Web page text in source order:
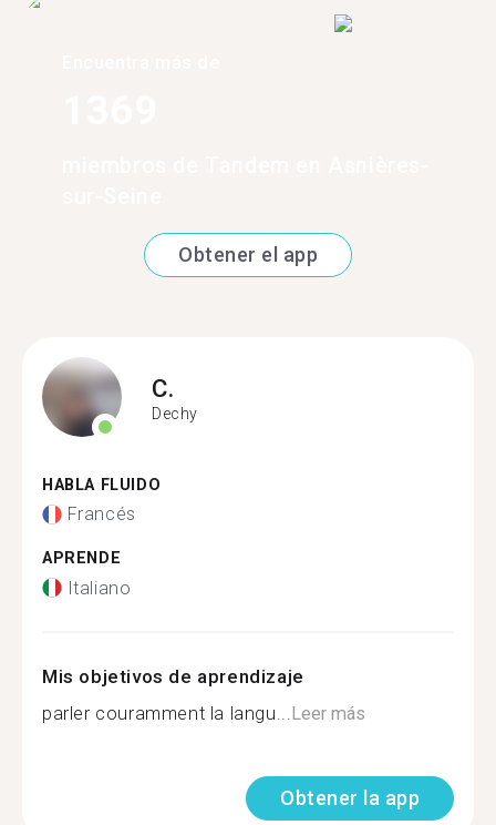
Obtener el app
C.
Dechy
HABLA FLUIDO
Francés
APRENDE
Italiano
Mis objetivos de aprendizaje
parler couramment la langu... Leer más
Obtener la app